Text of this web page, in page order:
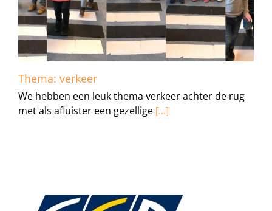
Thema: verkeer
We hebben een leuk thema verkeer achter de rug
met als afluister een gezellige [...]